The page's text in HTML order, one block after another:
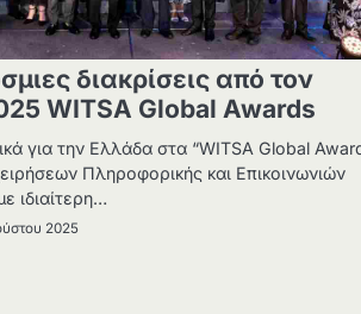
διακρίσεις από τον
WITSA Global Awards
για την Ελλάδα στα “WITSA Global
Πληροφορικής και Επικοινωνιών
ιδιαίτερη…
2025